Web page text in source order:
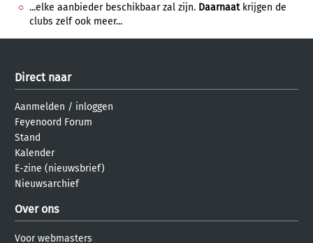
...elke aanbieder beschikbaar zal zijn. Daarnaatkrijgen de
clubs zelf ook meer...
Direct naar
Aanmelden / inloggen
Feyenoord Forum
Stand
Kalender
E-zine (nieuwsbrief)
Nieuwsarchief
Over ons
Voor webmasters